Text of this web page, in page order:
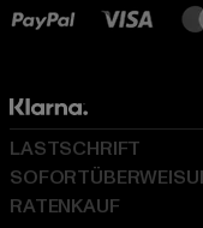
LASTSCHRIFT
RATENKAUF